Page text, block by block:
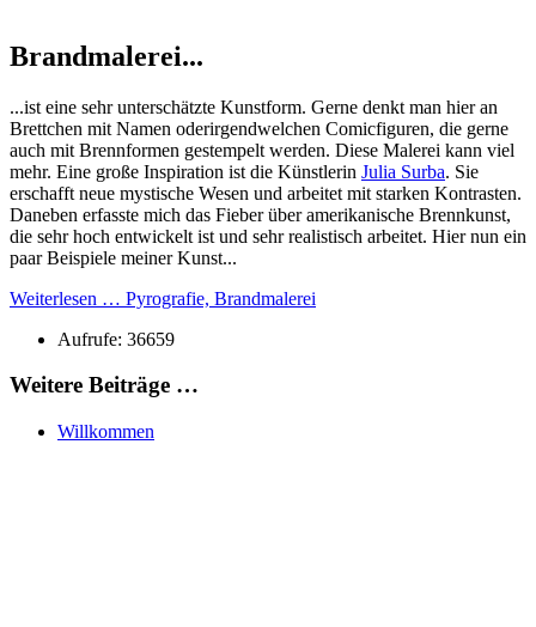
Brandmalerei...
...ist eine sehr unterschätzte Kunstform. Gerne denkt man hier an
Brettchen mit Namen oderirgendwelchen Comicfiguren, die gerne
auch mit Brennformen gestempelt werden. Diese Malerei kann viel
mehr. Eine große Inspiration ist die Künstlerin Julia Surba. Sie
erschafft neue mystische Wesen und arbeitet mit starken Kontrasten.
Daneben erfasste mich das Fieber über amerikanische Brennkunst,
die sehr hoch entwickelt ist und sehr realistisch arbeitet. Hier nun ein
paar Beispiele meiner Kunst...
Weiterlesen … Pyrografie, Brandmalerei
Aufrufe: 36659
Weitere Beiträge …
Willkommen